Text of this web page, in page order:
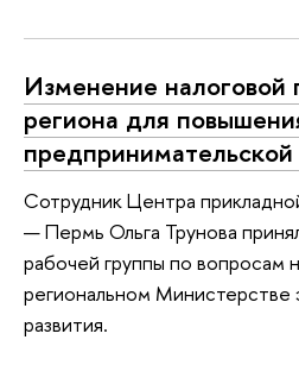
Изменение налоговой
региона для
предпринимательской
Сотрудник Центра
— Пермь Ольга Трунова
рабочей группы по вопросам
региональном Министерстве
развития.